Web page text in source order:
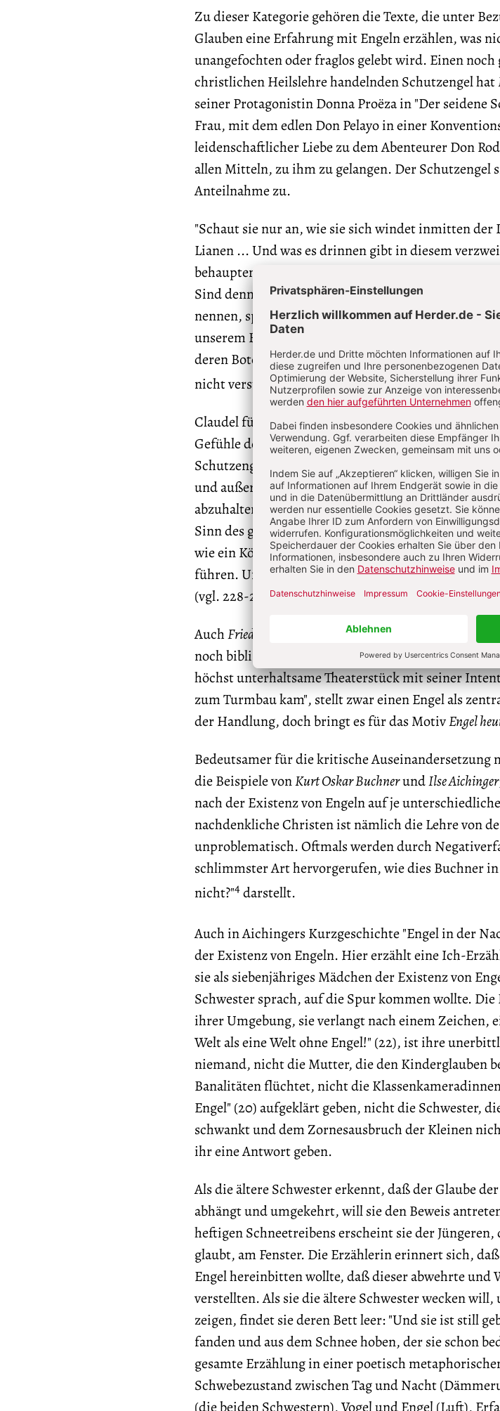
Zu dieser Kategorie gehören die Texte, die unter
Glauben eine Erfahrung mit Engeln erzählen, was
unangefochten oder fraglos gelebt wird. Einen noch
christlichen Heilslehre handelnden Schutzengel hat
seiner Protagonistin Donna Proëza in "Der seidene
Frau, mit dem edlen Don Pelayo in einer
leidenschaftlicher Liebe zu dem Abenteurer Don
allen Mitteln, zu ihm zu gelangen. Der Schutzengel
Anteilnahme zu.
"Schaut sie nur an, wie sie sich windet inmitten der
Lianen ... Und was es drinnen gibt in diesem
behaupten, daß Engel nicht weinen können? Bin ich
Sind denn Gottes Geschöpfe durch keinerlei Bande
nennen, spielt das in einer eigenen Welt, von allen
unserem Begreifen? ... Ist es von dieser
deren Boten wir sind? Zu was wären wir
nicht verständen?"3
Claudel führt hier einen Engel vor, der
Gefühle der Menschen nachempfinden kann. Im
Schutzengel behutsam, aber fest die christliche
und außerehelicher Liebe vertritt, versucht er,
abzuhalten. Im großen Dialog zwischen ihr und
Sinn des gesamten Spiels zur Sprache gebracht:
wie ein Köder an der Angelschnur dienen, um
führen. Und dieser wird durch sie, die gläubige
(vgl. 228-248).
AuchFriedrich Dürrenmatt
bedient sich in "Ein Engel
noch biblischer Muster, doch ist bei ihm der
höchst unterhaltsame Theaterstück mit seiner
zum Turmbau kam", stellt zwar einen Engel als
der Handlung, doch bringt es für das MotivEngel
Bedeutsamer für die kritische Auseinandersetzung
die Beispiele vonKurt Oskar BuchnerundIlse Aichinger
nach der Existenz von Engeln auf je
nachdenkliche Christen ist nämlich die Lehre von
unproblematisch. Oftmals werden durch
schlimmster Art hervorgerufen, wie dies Buchner
nicht?"4 darstellt.
Auch in Aichingers Kurzgeschichte "Engel in der
der Existenz von Engeln. Hier erzählt eine Ich-
sie als siebenjähriges Mädchen der Existenz von
Schwester sprach, auf die Spur kommen wollte.
ihrer Umgebung, sie verlangt nach einem Zeichen,
Welt als eine Welt ohne Engel!" (22), ist ihre
niemand, nicht die Mutter, die den Kinderglauben
Banalitäten flüchtet, nicht die
Engel" (20) aufgeklärt geben, nicht die Schwester,
schwankt und dem Zornesausbruch der Kleinen
ihr eine Antwort geben.
Als die ältere Schwester erkennt, daß der Glaube
abhängt und umgekehrt, will sie den Beweis
heftigen Schneetreibens erscheint sie der Jüngeren,
glaubt, am Fenster. Die Erzählerin erinnert sich,
Engel hereinbitten wollte, daß dieser abwehrte und
verstellten. Als sie die ältere Schwester wecken
zeigen, findet sie deren Bett leer: "Und sie ist still
fanden und aus dem Schnee hoben, der sie schon
gesamte Erzählung in einer poetisch
Schwebezustand zwischen Tag und Nacht
(die beiden Schwestern), Vogel und Engel (Luft),